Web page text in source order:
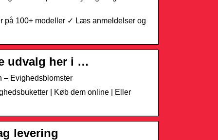
på 100+ modeller ✓ Læs anmeldelser og
udvalg her i …
– Evighedsblomster
| Køb dem online | Eller
levering